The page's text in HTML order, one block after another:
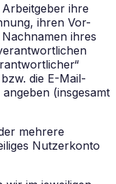
ihre
ihren Vor-
ihres
die E-Mail-
(insgesamt
mehrere
Nutzerkonto